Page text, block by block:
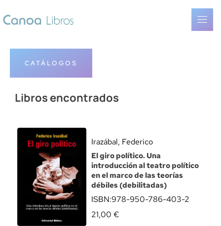
CATÁLOGOS
Libros encontrados
Irazábal, Federico
El giro político. Una
introducción al teatro político
en el marco de las teorías
débiles (debilitadas)
ISBN:978-950-786-403-2
21,00 €